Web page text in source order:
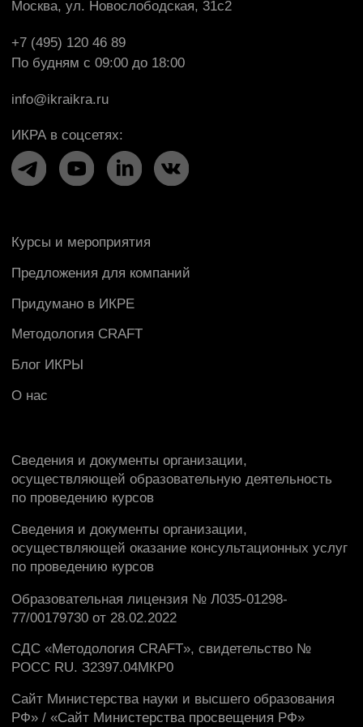
Образовательная лицензия № Л035-01298-
РФ»/«Сайт Министерства просвещения РФ»
СДС «Методология CRAFT», свидетельство №
РОСС RU. З2397.04МКР0
Политика конфиденциальности
Пользовательское соглашение
Правила оказания консультационных услуг
© 2009 — 2026 ООО «Школа ИКРА»
Презентация об ИКРЕ